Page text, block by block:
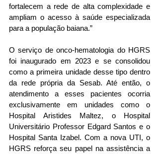
fortalecem a rede de alta complexidade e
ampliam o acesso à saúde especializada
para a população baiana.”
O serviço de onco-hematologia do HGRS
foi inaugurado em 2023 e se consolidou
como a primeira unidade desse tipo dentro
da rede própria da Sesab. Até então, o
atendimento a esses pacientes ocorria
exclusivamente em unidades como o
Hospital Aristides Maltez, o Hospital
Universitário Professor Edgard Santos e o
Hospital Santa Izabel. Com a nova UTI, o
HGRS reforça seu papel na assistência a